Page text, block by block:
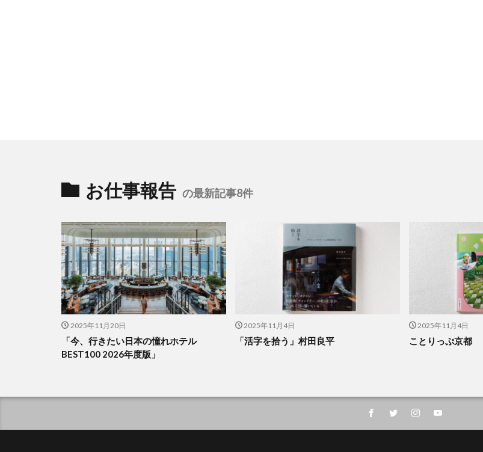
お仕事報告 の最新記事8件
2025年11月20日
「今、行きたい日本の憧れホテル
BEST100 2026年度版」
2025年11月4日
「活字を拾う」村田良平
2025年11月4日
ことりっぷ京都